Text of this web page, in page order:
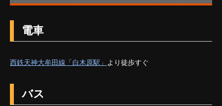
電車
西鉄天神大牟田線「白木原駅」 より徒歩すぐ
バス